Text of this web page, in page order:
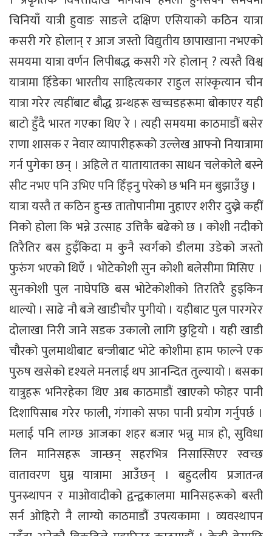
चिनियाँ यात्री हुवाङ साङले दक्षिण एसियाको कठिन यात्रा
कसरी गरे होलान् र आज जस्तो विद्युतीय छापाखाना नभएको
समयमा यात्रा वर्णन लिपीबद्ध कसरी गरे होलान् ? त्यस्तै विश्व
यात्रामा हिँडेका भारतीय साहित्यकार राहुल सांस्कृत्यान चीन
यात्रा गरेर त्यहींबाट बौद्ध ग्रन्थहरू खच्चडहरूमा बोकाएर यही
बाटो हुँदै भारत गएका थिए रे । त्यही समयमा काठमाडौं बसेर
राणा शासक र नेवार व्यापारीहरूको उल्लेख आफ्नो नियात्रामा
गर्न पुगेका छन् । अहिले त यातायातका साधन चलेकोले बस्ने
सीट नभए पनि उभिए पनि हिँड्नु परेको छ भनि मन बुझाउँछु ।
यात्रा यस्तै त कठिन हुन्छ तातोपानीमा नुहाएर शरीर दुख्ने कहीं
निको होला कि भन्ने उत्साह उत्तिकै बढेको छ । कोशी नदीको
तिरैतिर बस हुइँकिदा म कुनै स्वर्गको डीलमा उडेको जस्तो
फुरुंग भएको थिएँ । भोटेकोशी सुन कोशी बलेसीमा मिसिए ।
सुनकोशी पुल नाघेपछि बस भोटेकोशीको तिरतिरै हुइकिन
थाल्यो । साढे नौ बजे खाडीचौर पुगीयो । यहीबाट पुल पारगरेर
दोलाखा निरी जाने सडक उकालो लागि छुट्टियो । यही खाडी
चौरको पुलमाथीबाट बन्जीबाट भोटे कोशीमा हाम फाल्ने एक
पुरुष खसेको दृश्यले मनलाई थप आनन्दित तुल्यायो । बसका
यात्रुहरू भनिरहेका थिए अब काठमाडौं खाएको फोहर पानी
दिशापिसाब गरेर फाली, गंगाको सफा पानी प्रयोग गर्नुपर्छ ।
मलाई पनि लाग्छ आजका शहर बजार भन्नु मात्र हो, सुविधा
लिन मानिसहरू जान्छन् सहरभित्र निसास्सिएर स्वच्छ
वातावरण घुम्न यात्रामा आउँछन् । बहुदलीय प्रजातन्त्र
पुनस्र्थापन र माओवादीको द्वन्द्वकालमा मानिसहरूको बस्ती
सर्न ओहिरो नै लाग्यो काठमाडौं उपत्यकामा । व्यवस्थापन